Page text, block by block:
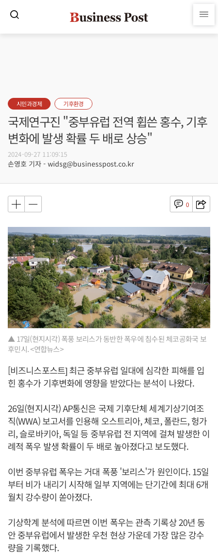
시민과경제 기후환경
국제연구진 "중부유럽 전역 휩쓴 홍수, 기후
변화에 발생 확률 두 배로 상승"
2024-09-27 11:09:15
손영호 기자 - widsg@businesspost.co.kr
0
▲ 17일(현지시각) 폭풍 보리스가 동반한 폭우에 침수된 체코공화국 보
후민시. <연합뉴스>
[비즈니스포스트] 최근 중부유럽 일대에 심각한 피해를 입
힌 홍수가 기후변화에 영향을 받았다는 분석이 나왔다.
26일(현지시각) AP통신은 국제 기후단체 세계기상기여조
직(WWA) 보고서를 인용해 오스트리아, 체코, 폴란드, 헝가
리, 슬로바키아, 독일 등 중부유럽 전 지역에 걸쳐 발생한 이
례적 폭우 발생 확률이 두 배로 높아졌다고 보도했다.
이번 중부유럽 폭우는 거대 폭풍 '보리스'가 원인이다. 15일
부터 비가 내리기 시작해 일부 지역에는 단기간에 최대 6개
월치 강수량이 쏟아졌다.
기상학계 분석에 따르면 이번 폭우는 관측 기록상 20년 동
안 중부유럽에서 발생한 우천 현상 가운데 가장 많은 강수
량을 기록했다.